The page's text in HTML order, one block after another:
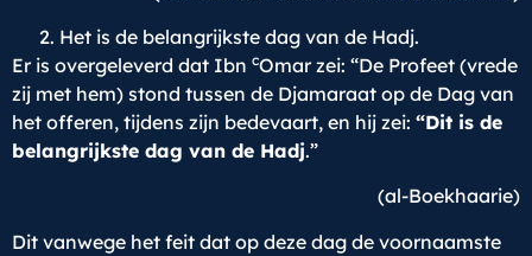
Het is de belangrijkste dag van de Hadj.
Er is overgeleverd dat Ibn cOmar zei: “De Profeet (vrede
zij met hem) stond tussen de Djamaraat op de Dag van
het offeren, tijdens zijn bedevaart, en hij zei: “Dit is de
belangrijkste dag van de Hadj.”
(al-Boekhaarie)
Dit vanwege het feit dat op deze dag de voornaamste